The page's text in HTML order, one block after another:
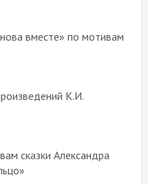
вместе» по мотивам
К.И.
сказки Александра